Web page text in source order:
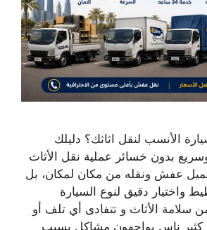
الأنسب لنقل اثاثك؟ دليلك
بدون خسائر عملية نقل الأثاث
عفش ونقله من مكان لمكان، بل
واختيار دقيق لنوع السيارة
سلامة الأثاث و تتفادى أي تلف أو
كثير ناس يواجهون مشاكل بسبب